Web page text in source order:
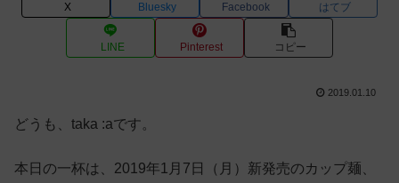
X Bluesky Facebook はてブ
LINE Pinterest コピー
2019.01.10
どうも、taka :aです。
本日の一杯は、2019年1月7日（月）新発売のカップ麺、